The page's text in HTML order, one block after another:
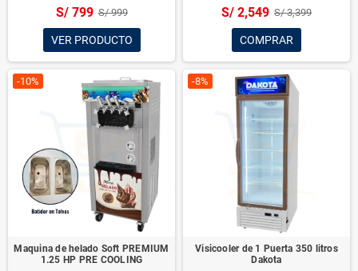
S/ 799 S/ 999
VER PRODUCTO
S/ 2,549 S/ 3,399
COMPRAR
-10%
Maquina de helado Soft PREMIUM
1.25 HP PRE COOLING
-8%
Visicooler de 1 Puerta 350 litros
Dakota